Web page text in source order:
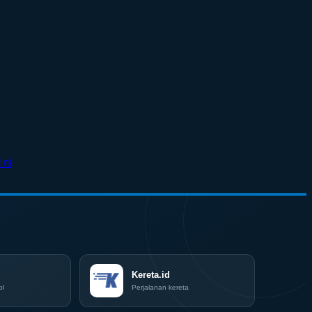
Surabaya
Kereta.id
Perjalanan kereta